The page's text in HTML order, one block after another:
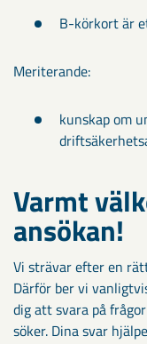
B-körkort är
Meriterande:
kunskap om
Varmt
ansökan!​
Vi strävar efter en
Därför ber vi
dig att svara på
söker. Dina svar